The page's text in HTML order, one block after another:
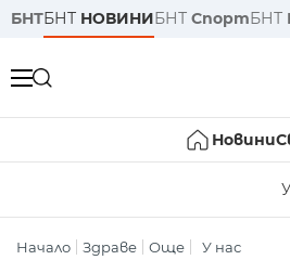
БНТБНТ НОВИНИБНТ СпортБНТ
Новини
Начало Здраве Още У нас